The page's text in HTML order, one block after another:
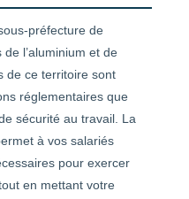
préfecture de
l’aluminium et de
de ce territoire sont
réglementaires que
sécurité au travail. La
à vos salariés
pour exercer
en mettant votre